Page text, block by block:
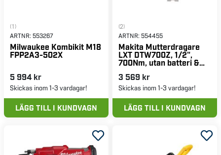
(1)
ARTNR: 553267
Milwaukee Kombikit M18
FPP2A3-502X
5 994 kr
Skickas inom 1-3 vardagar!
LÄGG TILL I KUNDVAGN
(2)
ARTNR: 554455
Makita Mutterdragare
LXT DTW700Z, 1/2",
700Nm, utan batteri &
3 569 kr
Skickas inom 1-3 vardagar!
LÄGG TILL I KUNDVAGN